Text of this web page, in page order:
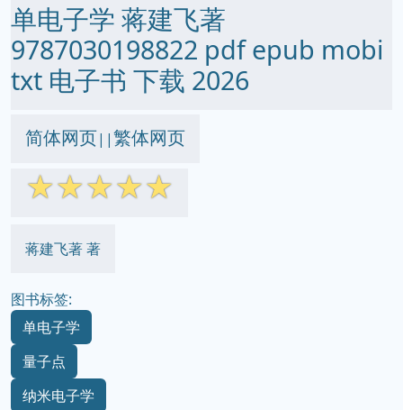
单电子学 蒋建飞著
9787030198822 pdf epub mobi
txt 电子书 下载 2026
简体网页||繁体网页
☆☆☆☆☆
蒋建飞著 著
图书标签:
单电子学
量子点
纳米电子学